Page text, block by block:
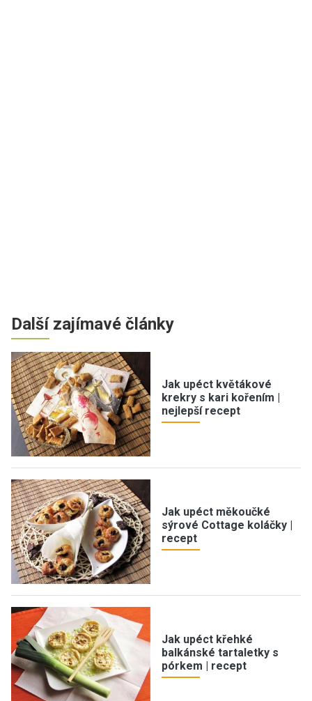
Další zajímavé články
Jak upéct květákové
krekry s kari kořením |
nejlepší recept
Jak upéct měkoučké
sýrové Cottage koláčky |
recept
Jak upéct křehké
balkánské tartaletky s
pórkem | recept